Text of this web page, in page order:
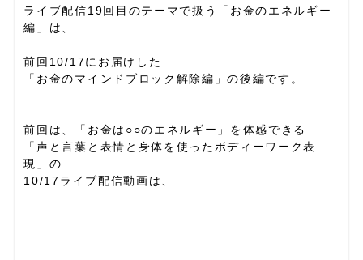
ライブ配信19回目のテーマで扱う「お金のエネルギー
編」は、
前回10/17にお届けした
「お金のマインドブロック解除編」の後編です。
前回は、「お金は○○のエネルギー」を体感できる
「声と言葉と表情と身体を使ったボディーワーク表
現」の
10/17ライブ配信動画は、